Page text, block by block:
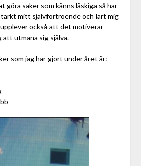
göra saker som känns läskiga så har
mitt självförtroende och lärt mig
upplever också att det motiverar
att utmana sig själva.
som jag har gjort under året är: